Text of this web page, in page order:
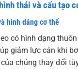
thái và cấu tạo
hình dáng cơ thể
có hình dạng
giảm lực cản khi
chúng thay đổi